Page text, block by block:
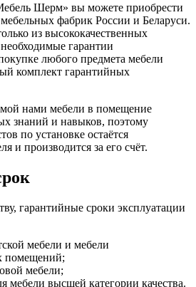
Шерм» вы можете приобрести
фабрик России и Беларуси.
из высококачественных
гарантии
любого предмета мебели
комплект гарантийных
нами мебели в помещение
знаний и навыков, поэтому
по установке остаётся
и производится за его счёт.
гарантийные сроки эксплуатации
мебели и мебели
помещений;
мебели;
мебели высшей категории качества.